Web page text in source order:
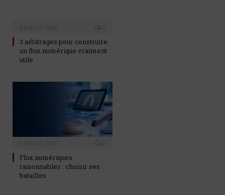
3 arbitrages pour construire
un flux numérique vraiment
utile
Flux numériques
raisonnables : choisir ses
batailles